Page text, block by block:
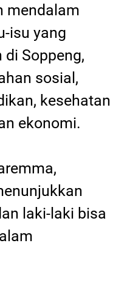
mendalam
isu yang
Soppeng,
sosial,
kesehatan
ekonomi.
laki-laki bisa